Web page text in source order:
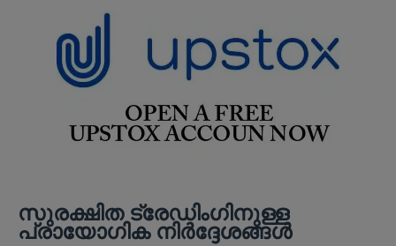
സുരക്ഷിത ട്രേഡിംഗിനുള്ള
പ്രായോഗിക നിർദ്ദേശങ്ങൾ